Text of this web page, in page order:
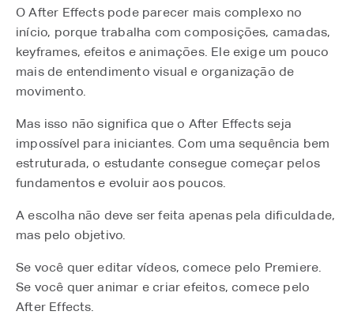
O After Effects pode parecer mais complexo no
início, porque trabalha com composições, camadas,
keyframes, efeitos e animações. Ele exige um pouco
mais de entendimento visual e organização de
movimento.
Mas isso não significa que o After Effects seja
impossível para iniciantes. Com uma sequência bem
estruturada, o estudante consegue começar pelos
fundamentos e evoluir aos poucos.
A escolha não deve ser feita apenas pela dificuldade,
mas pelo objetivo.
Se você quer editar vídeos, comece pelo Premiere.
Se você quer animar e criar efeitos, comece pelo
After Effects.